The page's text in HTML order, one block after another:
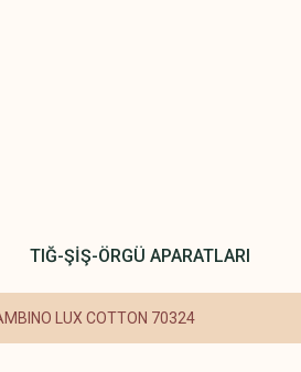
TIĞ-ŞİŞ-ÖRGÜ APARATLARI
LUX COTTON 70324